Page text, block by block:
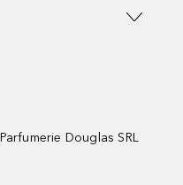
Parfumerie Douglas SRL